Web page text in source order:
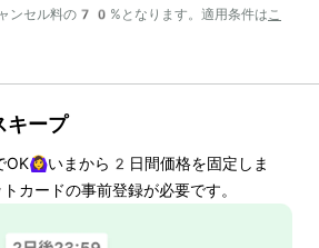
セル料の70%となります。適用条件は こ
キープ
OK🙆‍♀️いまから 2 日間価格を固定しま
カードの事前登録が必要です。